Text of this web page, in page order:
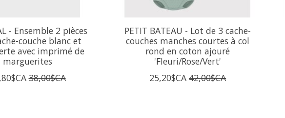
- Ensemble 2 pièces
couche blanc et
avec imprimé de
marguerites
38,00$CA
PETIT BATEAU - Lot de 3 cache-
couches manches courtes à col
rond en coton ajouré
'Fleuri/Rose/Vert'
25,20$CA 42,00$CA